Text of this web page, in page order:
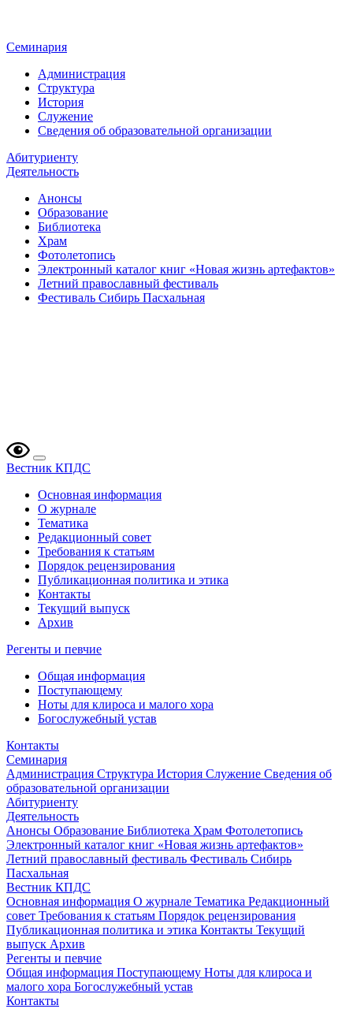
Семинария
Администрация
Структура
История
Служение
Сведения об образовательной организации
Абитуриенту
Деятельность
Анонсы
Образование
Библиотека
Храм
Фотолетопись
Электронный каталог книг «Новая жизнь артефактов»
Летний православный фестиваль
Фестиваль Сибирь Пасхальная
Вестник КПДС
Основная информация
О журнале
Тематика
Редакционный совет
Требования к статьям
Порядок рецензирования
Публикационная политика и этика
Контакты
Текущий выпуск
Архив
Регенты и певчие
Общая информация
Поступающему
Ноты для клироса и малого хора
Богослужебный устав
Контакты
Семинария
Администрация Структура История Служение Сведения об
образовательной организации
Абитуриенту
Деятельность
Анонсы Образование Библиотека Храм Фотолетопись
Электронный каталог книг «Новая жизнь артефактов»
Летний православный фестиваль Фестиваль Сибирь
Пасхальная
Вестник КПДС
Основная информация О журнале Тематика Редакционный
совет Требования к статьям Порядок рецензирования
Публикационная политика и этика Контакты Текущий
выпуск Архив
Регенты и певчие
Общая информация Поступающему Ноты для клироса и
малого хора Богослужебный устав
Контакты